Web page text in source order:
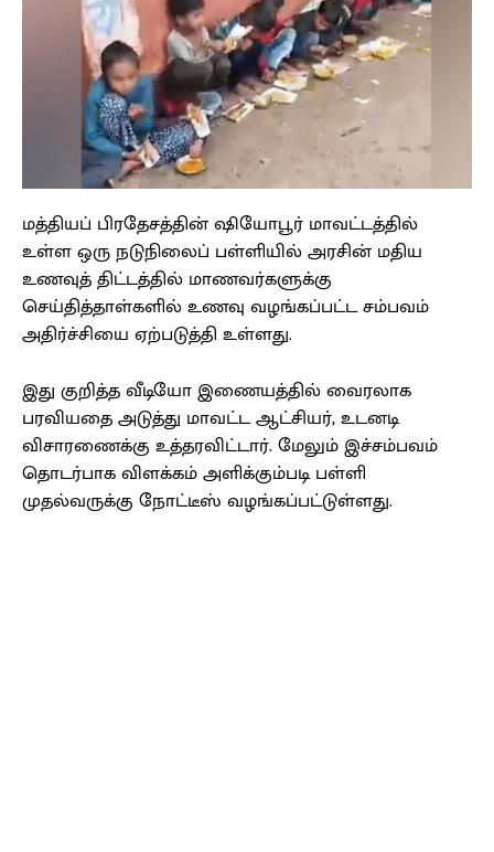
மத்தியப் பிரதேசத்தின் ஷியோபூர் மாவட்டத்தில்
உள்ள ஒரு நடுநிலைப் பள்ளியில் அரசின் மதிய
உணவுத் திட்டத்தில் மாணவர்களுக்கு
செய்தித்தாள்களில் உணவு வழங்கப்பட்ட சம்பவம்
அதிர்ச்சியை ஏற்படுத்தி உள்ளது.
இது குறித்த வீடியோ இணையத்தில் வைரலாக
பரவியதை அடுத்து மாவட்ட ஆட்சியர், உடனடி
விசாரணைக்கு உத்தரவிட்டார். மேலும் இச்சம்பவம்
தொடர்பாக விளக்கம் அளிக்கும்படி பள்ளி
முதல்வருக்கு நோட்டீஸ் வழங்கப்பட்டுள்ளது.